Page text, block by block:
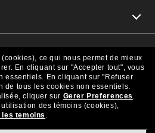
ce qui nous permet de mieux
En cliquant sur "Accepter tout", vous
essentiels. En cliquant sur "Refuser
de tous les cookies non essentiels.
cliquer sur Gerer Preferences .
des témoins (cookies),
temoins .